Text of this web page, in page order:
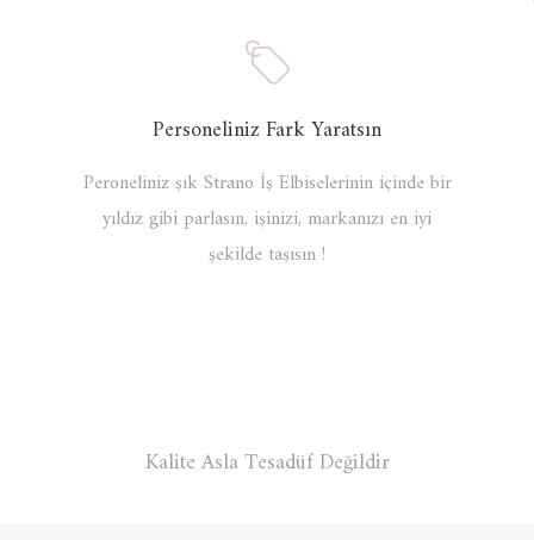
Personeliniz Fark Yaratsın
Peroneliniz şık Strano İş Elbiselerinin içinde bir
yıldız gibi parlasın, işinizi, markanızı en iyi
şekilde taşısın !
Kalite Asla Tesadüf Değildir